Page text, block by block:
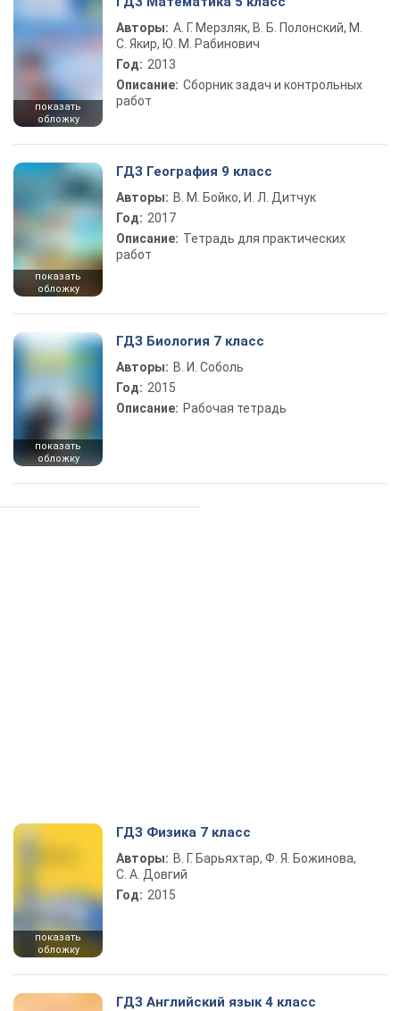
показать
обложку
Авторы: А. Г. Мерзляк, В. Б. Полонский, М.
С. Якир, Ю. М. Рабинович
Год: 2013
Описание: Сборник задач и контрольных
работ
показать
обложку
ГДЗ География 9 класс
Авторы: В. М. Бойко, И. Л. Дитчук
Год: 2017
Описание: Тетрадь для практических
работ
показать
обложку
ГДЗ Биология 7 класс
Авторы: В. И. Соболь
Год: 2015
Описание: Рабочая тетрадь
показать
обложку
ГДЗ Физика 7 класс
Авторы: В. Г. Барьяхтар, Ф. Я. Божинова,
С. А. Довгий
Год: 2015
ГДЗ Английский язык 4 класс